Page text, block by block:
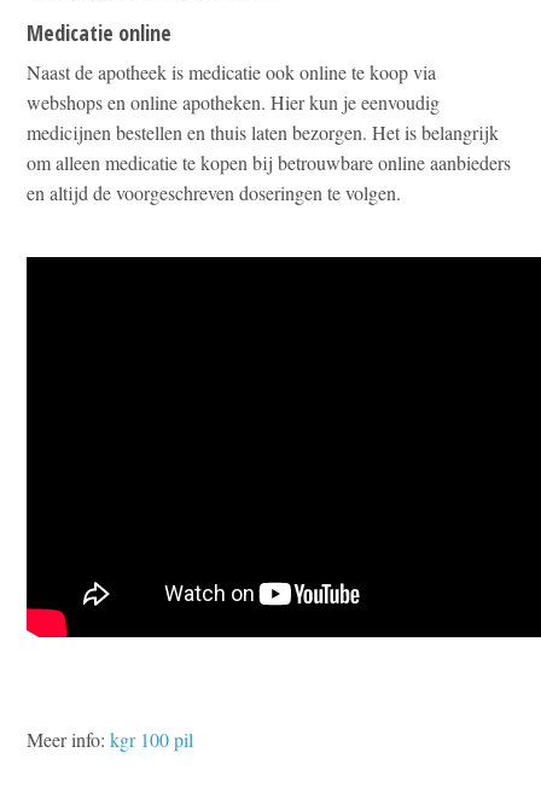
Medicatie online
Naast de apotheek is medicatie ook online te koop via
webshops en online apotheken. Hier kun je eenvoudig
medicijnen bestellen en thuis laten bezorgen. Het is belangrijk
om alleen medicatie te kopen bij betrouwbare online aanbieders
en altijd de voorgeschreven doseringen te volgen.
Meer info:kgr 100 pil